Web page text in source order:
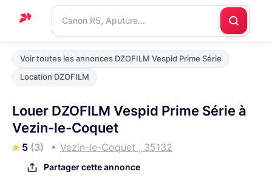
Accueil
Support
Nous
contacter
Voir toutes les annonces DZOFILM Vespid Prime Série
Location DZOFILM
Louer DZOFILM Vespid Prime Série à
Vezin-le-Coquet
5 (3) Vezin-le-Coquet , 35132
Partager cette annonce